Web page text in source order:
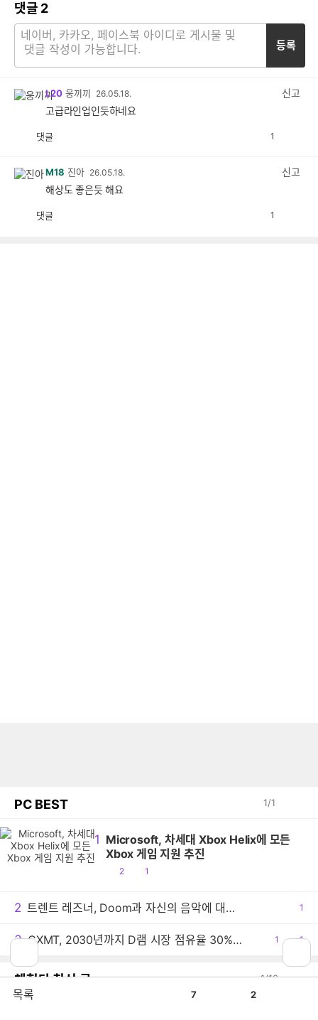
댓글 2
등록
L20 웅끼끼 26.05.18.
신고
고급라인업인듯하네요
댓글 1
M18 진아 26.05.18.
신고
해상도 좋은듯 해요
댓글 1
PC BEST 1/1
1 Microsoft, 차세대 Xbox Helix에 모든
Xbox 게임 지원 추진
공
2
댓1
2 트렌트 레즈너, Doom과 자신의 음악에 대한 생각 밝혀
공1
3 CXMT, 2030년까지 D램 시장 점유율 30% 목표
공1
댓
1
체험단 최신 글 1/10
목록 7 2